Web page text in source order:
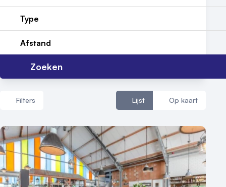
Type
Afstand
Zoeken
Filters Lijst Op kaart
Aantal zalen
1 - 5 zalen
6 - 10 zalen